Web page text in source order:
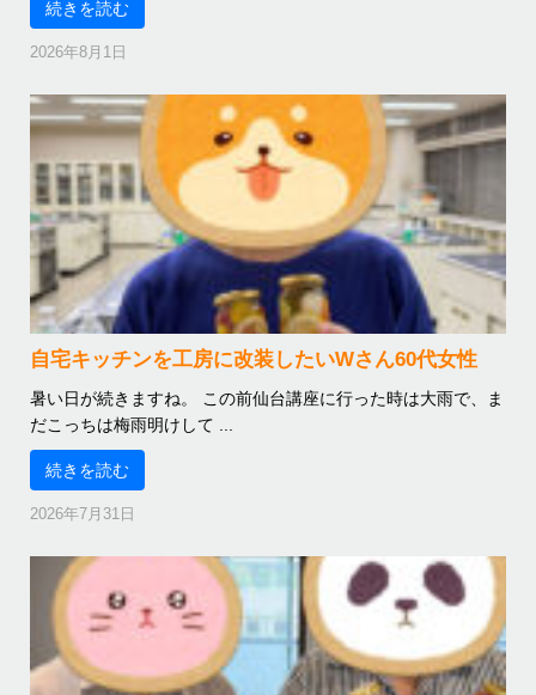
続きを読む
2026年8月1日
自宅キッチンを工房に改装したいWさん60代女性
暑い日が続きますね。 この前仙台講座に行った時は大雨で、ま
だこっちは梅雨明けして ...
続きを読む
2026年7月31日